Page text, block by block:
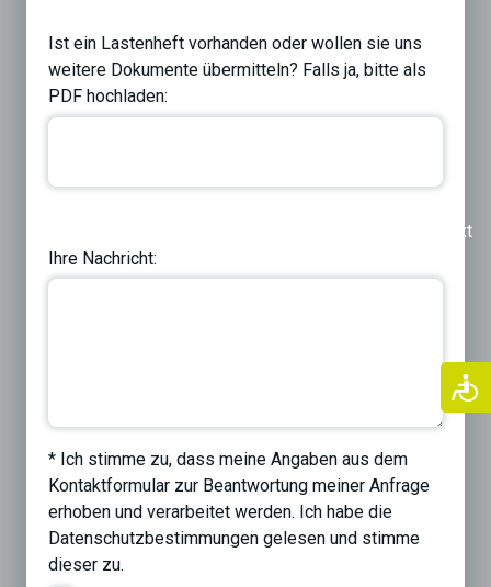
Ist ein Lastenheft vorhanden oder wollen sie uns
weitere Dokumente übermitteln? Falls ja, bitte als
PDF hochladen:
Next
Ihre Nachricht:
* Ich stimme zu, dass meine Angaben aus dem
Kontaktformular zur Beantwortung meiner Anfrage
erhoben und verarbeitet werden. Ich habe die
Datenschutzbestimmungen gelesen und stimme
dieser zu.